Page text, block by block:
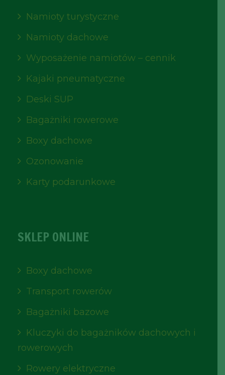
Namioty turystyczne
Namioty dachowe
Wyposażenie namiotów – cennik
Kajaki pneumatyczne
Deski SUP
Bagażniki rowerowe
Boxy dachowe
Ozonowanie
Karty podarunkowe
SKLEP ONLINE
Boxy dachowe
Transport rowerów
Bagażniki bazowe
Kluczyki do bagażników dachowych i
rowerowych
Rowery elektryczne